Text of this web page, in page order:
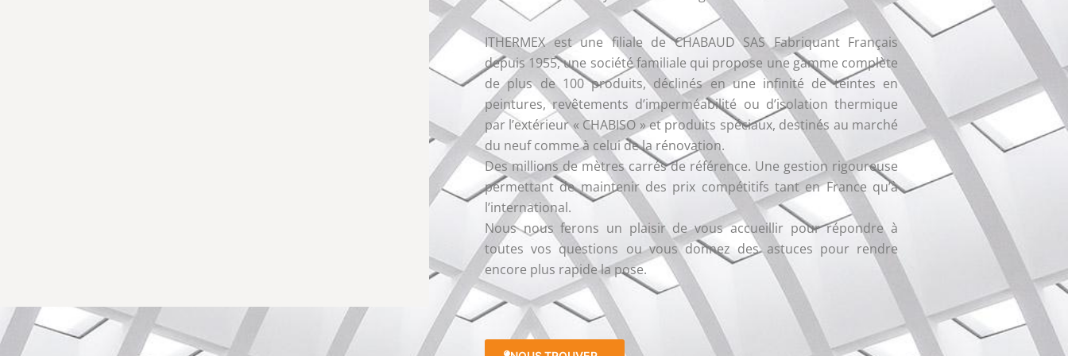
ITHERMEX est une filiale de CHABAUD SAS Fabriquant Français
depuis 1955, une société familiale qui propose une gamme complète
de plus de 100 produits, déclinés en une infinité de teintes en
peintures, revêtements d’imperméabilité ou d’isolation thermique
par l’extérieur « CHABISO » et produits spéciaux, destinés au marché
du neuf comme à celui de la rénovation.
Des millions de mètres carrés de référence. Une gestion rigoureuse
permettant de maintenir des prix compétitifs tant en France qu’à
l’international.
Nous nous ferons un plaisir de vous accueillir pour répondre à
toutes vos questions ou vous donnez des astuces pour rendre
encore plus rapide la pose.